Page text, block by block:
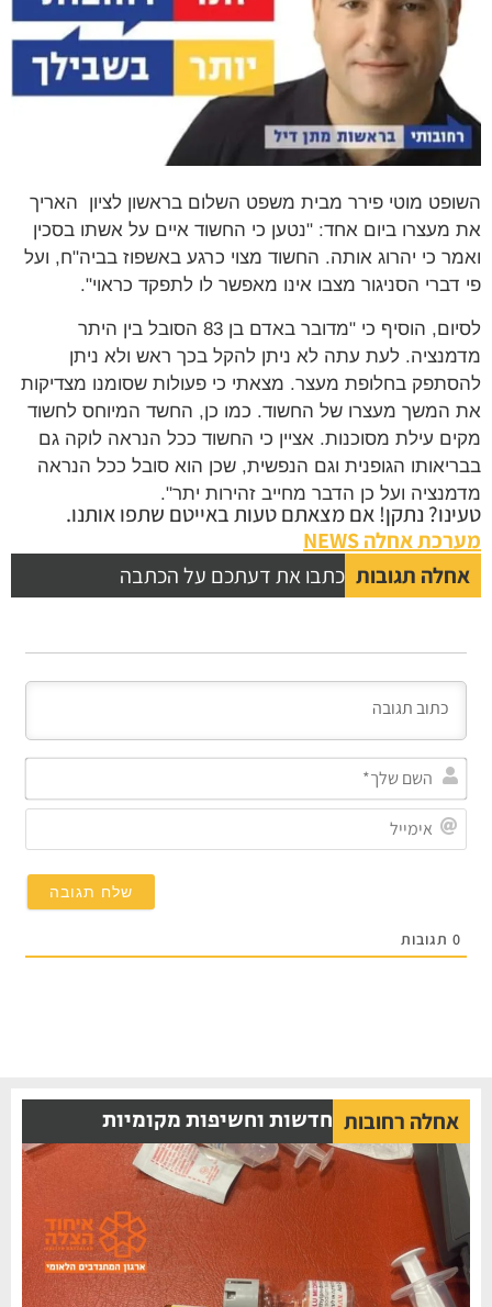
השופט מוטי פירר מבית משפט השלום בראשון לציון האריך
את מעצרו ביום אחד: "נטען כי החשוד איים על אשתו בסכין
ואמר כי יהרוג אותה. החשוד מצוי כרגע באשפוז בביה"ח, ועל
פי דברי הסניגור מצבו אינו מאפשר לו לתפקד כראוי".
לסיום, הוסיף כי "מדובר באדם בן 83 הסובל בין היתר
מדמנציה. לעת עתה לא ניתן להקל בכך ראש ולא ניתן
להסתפק בחלופת מעצר. מצאתי כי פעולות שסומנו מצדיקות
את המשך מעצרו של החשוד. כמו כן, החשד המיוחס לחשוד
מקים עילת מסוכנות. אציין כי החשוד ככל הנראה לוקה גם
בבריאותו הגופנית וגם הנפשית, שכן הוא סובל ככל הנראה
מדמנציה ועל כן הדבר מחייב זהירות יתר".
טעינו? נתקן! אם מצאתם טעות באייטם שתפו אותנו.
מערכת אחלה NEWS
אחלה תגובות כתבו את דעתכם על הכתבה
0תגובות
אחלה רחובות חדשות וחשיפות מקומיות